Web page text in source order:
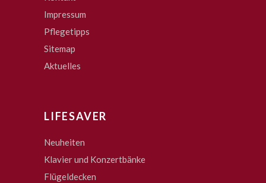
Impressum
Pflegetipps
Sitemap
Aktuelles
LIFESAVER
Neuheiten
Klavier und Konzertbänke
Flügeldecken